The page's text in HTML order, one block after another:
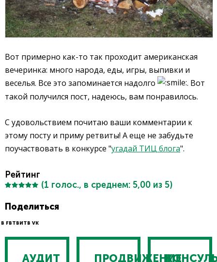
Вот примерно как-то так проходит американская
вечеринка: много народа, еды, игры, выпивки и
веселья. Все это запоминается надолго
. Вот
такой получился пост, надеюсь, вам понравилось.
С удовольствием почитаю ваши комментарии к
этому посту и приму ретвиты! А еще не забудьте
поучаствовать в конкурсе "угадай ТИЦ блога".
Рейтинг
(1 голос., в среднем: 5,00 из 5)
Поделиться
В FBТВИТВ VK
АУДИТ ПРОДВИЖЕНИЕ